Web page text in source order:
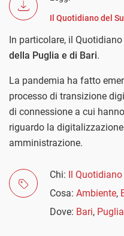
Il Quotidiano del
In particolare, il
della Puglia e di Bari.
La pandemia ha fatto
processo di transizione
di connessione a cui
riguardo la
amministrazione.
Chi: Il Quotidiano
Cosa: Ambiente,
Dove: Bari, Puglia